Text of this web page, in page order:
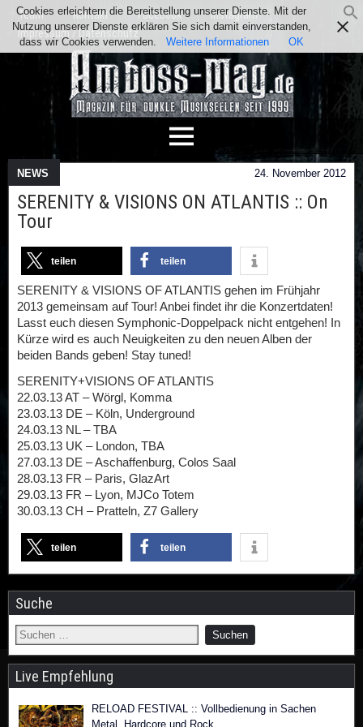
Team Kontakt Facebook
Instagram
Impressum / Datenschutz
NEWS 24. November 2012
SERENITY & VISIONS ON ATLANTIS :: On
Tour
teilen teilen
SERENITY & VISIONS OF ATLANTIS gehen im Frühjahr
2013 gemeinsam auf Tour! Anbei findet ihr die Konzertdaten!
Lasst euch diesen Symphonic-Doppelpack nicht entgehen! In
Kürze wird es auch Neuigkeiten zu den neuen Alben der
beiden Bands geben! Stay tuned!
SERENITY+VISIONS OF ATLANTIS
22.03.13 AT – Wörgl, Komma
23.03.13 DE – Köln, Underground
24.03.13 NL – TBA
25.03.13 UK – London, TBA
27.03.13 DE – Aschaffenburg, Colos Saal
28.03.13 FR – Paris, GlazArt
29.03.13 FR – Lyon, MJCo Totem
30.03.13 CH – Pratteln, Z7 Gallery
teilen teilen
Suche
Live Empfehlung
RELOAD FESTIVAL :: Vollbedienung in Sachen
Metal, Hardcore und Rock
Cookies erleichtern die Bereitstellung unserer Dienste. Mit der
Nutzung unserer Dienste erklären Sie sich damit einverstanden,
dass wir Cookies verwenden.
Weitere Informationen OK